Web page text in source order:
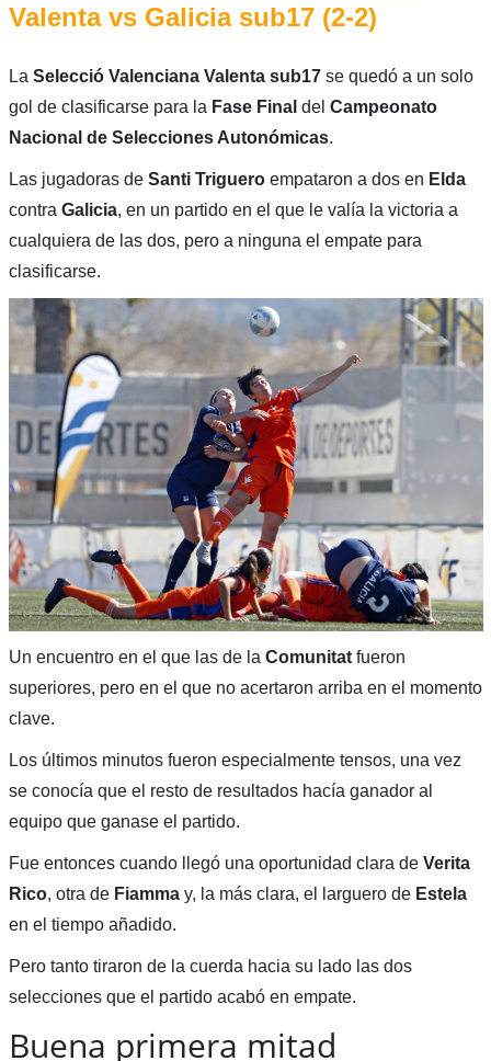
Valenta vs Galicia sub17 (2-2)
La Selecció Valenciana Valenta sub17 se quedó a un solo
gol de clasificarse para la Fase Final del Campeonato
Nacional de Selecciones Autonómicas.
Las jugadoras de Santi Trigueroempataron a dos en Elda
contra Galicia, en un partido en el que le valía la victoria a
cualquiera de las dos, pero a ninguna el empate para
clasificarse.
Un encuentro en el que las de la Comunitatfueron
superiores, pero en el que no acertaron arriba en el momento
clave.
Los últimos minutos fueron especialmente tensos, una vez
se conocía que el resto de resultados hacía ganador al
equipo que ganase el partido.
Fue entonces cuando llegó una oportunidad clara de Verita
Rico, otra de Fiammay, la más clara, el larguero de Estela
en el tiempo añadido.
Pero tanto tiraron de la cuerda hacia su lado las dos
selecciones que el partido acabó en empate.
Buena primera mitad